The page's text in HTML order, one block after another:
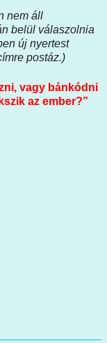
nem áll
belül válaszolnia
új nyertest
postáz.)
vagy bánkódni
az ember?”